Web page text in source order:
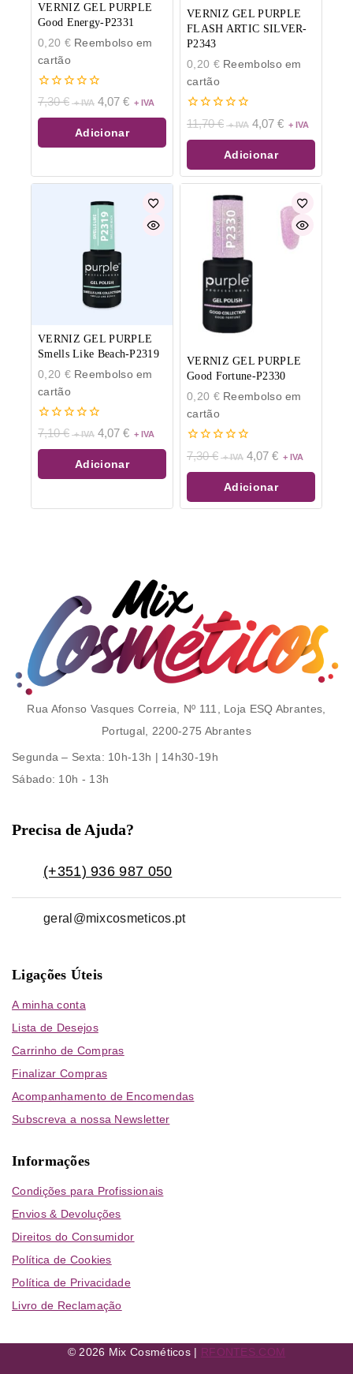
VERNIZ GEL PURPLE
Good Energy-P2331
0,20 €Reembolso em
cartão
0
de
5
7,30€ 4,07 €
Adicionar
VERNIZ GEL PURPLE
FLASH ARTIC SILVER-
P2343
0,20 €Reembolso em
cartão
0
de
5
11,70€ 4,07 €
Adicionar
VERNIZ GEL PURPLE
Smells Like Beach-P2319
0,20 €Reembolso em
cartão
0
de
5
7,10€ 4,07 €
Adicionar
VERNIZ GEL PURPLE
Good Fortune-P2330
0,20 €Reembolso em
cartão
0
de
5
7,30€ 4,07 €
Adicionar
Rua Afonso Vasques Correia, Nº 111, Loja ESQ Abrantes,
Portugal, 2200-275 Abrantes
Segunda – Sexta: 10h-13h | 14h30-19h
Sábado: 10h - 13h
Precisa de Ajuda?
(+351) 936 987 050
geral@mixcosmeticos.pt
Ligações Úteis
A minha conta
Lista de Desejos
Carrinho de Compras
Finalizar Compras
Acompanhamento de Encomendas
Subscreva a nossa Newsletter
Informações
Condições para Profissionais
Envios & Devoluções
Direitos do Consumidor
Política de Cookies
Política de Privacidade
Livro de Reclamação
© 2026 Mix Cosméticos | RFONTES.COM